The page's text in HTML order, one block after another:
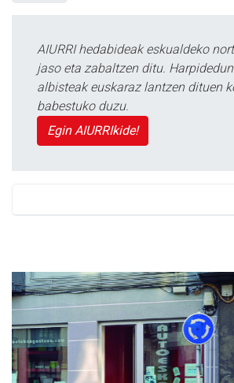
AIURRI hedabideak eskualdeko
jaso eta zabaltzen ditu.
albisteak euskaraz lantzen dituen
babestuko duzu.
Egin AIURRIkide!